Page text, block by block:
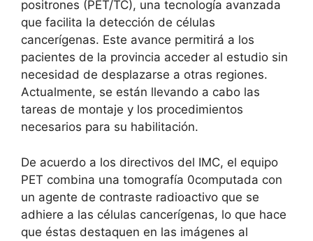
positrones (PET/TC), una tecnología avanzada
que facilita la detección de células
cancerígenas. Este avance permitirá a los
pacientes de la provincia acceder al estudio sin
necesidad de desplazarse a otras regiones.
Actualmente, se están llevando a cabo las
tareas de montaje y los procedimientos
necesarios para su habilitación.
De acuerdo a los directivos del IMC, el equipo
PET combina una tomografía 0computada con
un agente de contraste radioactivo que se
adhiere a las células cancerígenas, lo que hace
que éstas destaquen en las imágenes al